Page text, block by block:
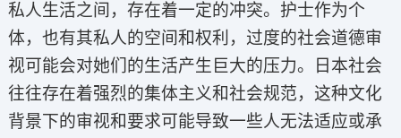
私人生活之间，存在着一定的冲突。护士作为个
体，也有其私人的空间和权利，过度的社会道德审
视可能会对她们的生活产生巨大的压力。日本社会
往往存在着强烈的集体主义和社会规范，这种文化
背景下的审视和要求可能导致一些人无法适应或承